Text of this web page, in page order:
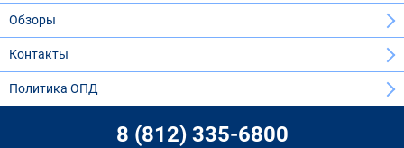
Обзоры
Контакты
Политика ОПД
8 (812) 335-6800